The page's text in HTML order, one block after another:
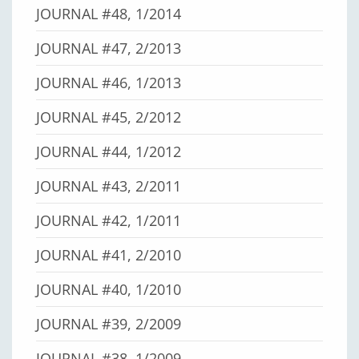
JOURNAL #48, 1/2014
JOURNAL #47, 2/2013
JOURNAL #46, 1/2013
JOURNAL #45, 2/2012
JOURNAL #44, 1/2012
JOURNAL #43, 2/2011
JOURNAL #42, 1/2011
JOURNAL #41, 2/2010
JOURNAL #40, 1/2010
JOURNAL #39, 2/2009